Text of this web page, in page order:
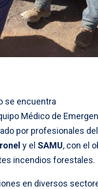
se encuentra
Médico de
por profesionales del
y el SAMU, con el
incendios forestales.
en diversos